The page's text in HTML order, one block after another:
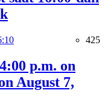
425
p.m. on
August 7,